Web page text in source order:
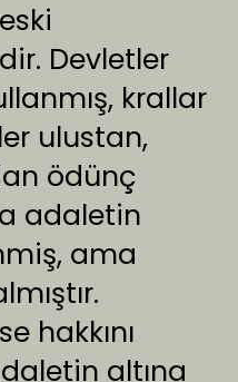
Devletler
krallar
ulustan,
ödünç
adaletin
ama
hakkını
altına